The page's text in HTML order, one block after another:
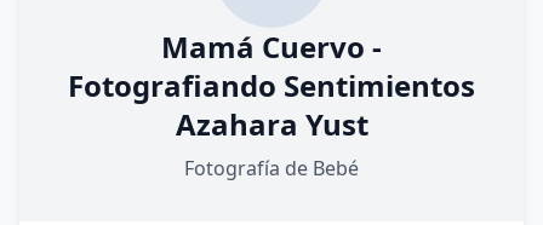
Mamá Cuervo -
Fotografiando Sentimientos
Azahara Yust
Fotografía de Bebé